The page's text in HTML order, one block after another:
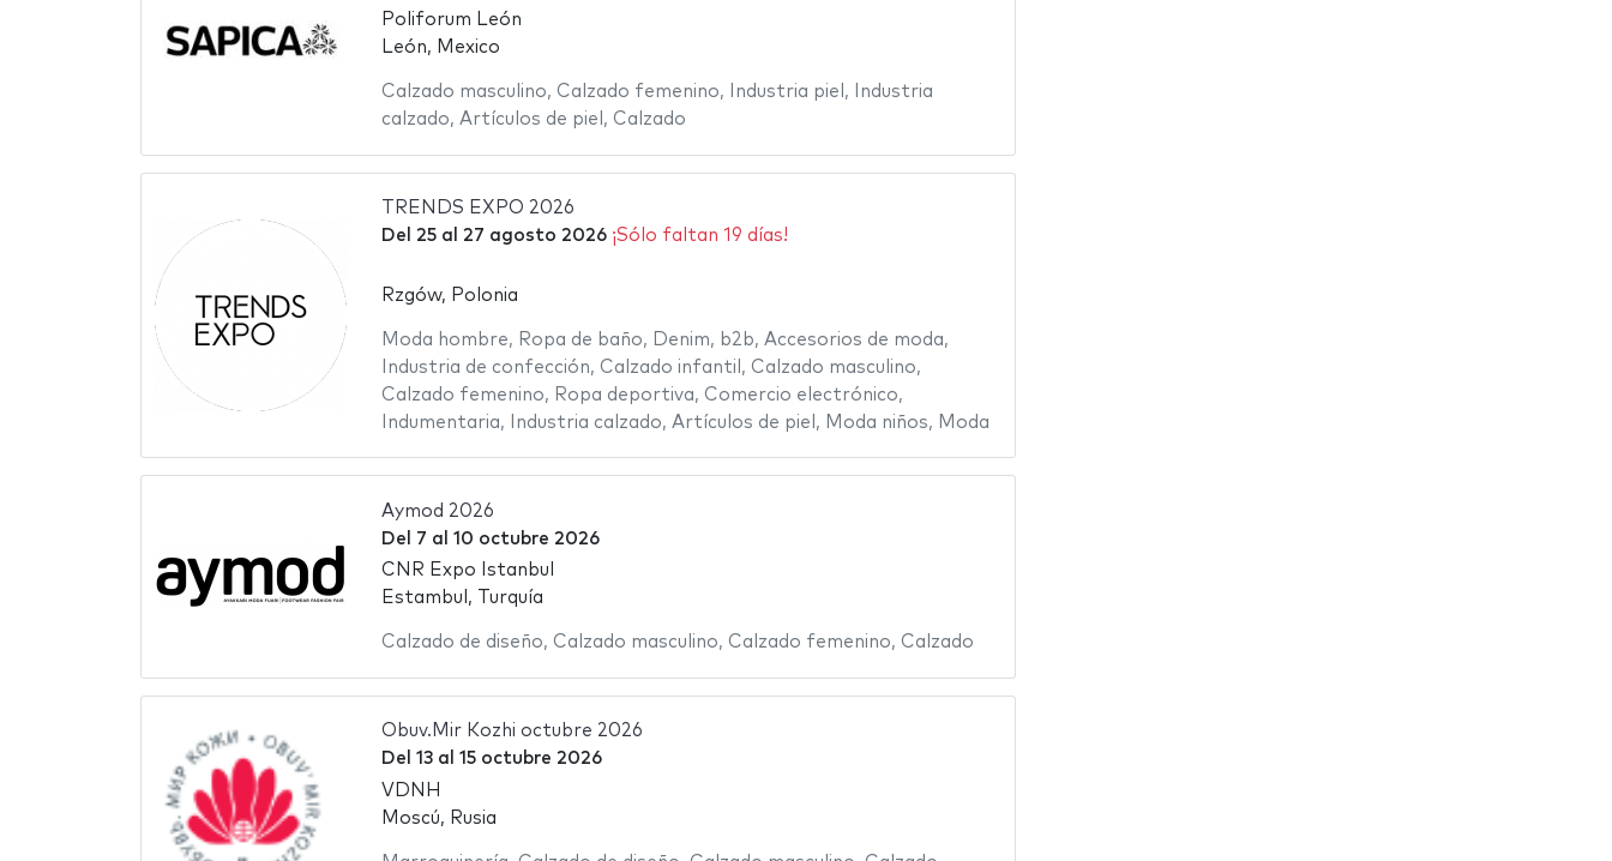
Poliforum León
León, Mexico
Calzado masculino, Calzado femenino, Industria piel ,
Industria
calzado, Artículos de piel , Calzado
TRENDS EXPO 2026
Del 25al 27 agosto 2026 ¡Sólo faltan 19 días!
Rzgów, Polonia
Moda hombre, Ropa de baño, Denim, b2b, Accesorios de moda,
Industria de confección, Calzado infantil , Calzado masculino,
Calzado femenino, Ropa deportiva, Comercio electrónico,
Indumentaria, Industria calzado, Artículos de piel , Moda niños, Moda
Aymod 2026
Del 7 al 10 octubre 2026
CNR Expo Istanbul
Estambul, Turquía
Calzado de diseño, Calzado masculino, Calzado femenino, Calzado
Obuv.Mir Kozhi octubre 2026
Del 13al 15 octubre 2026
VDNH
Moscú, Rusia